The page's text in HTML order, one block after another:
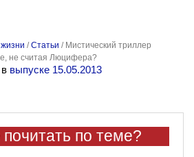
/Статьи / Мистический триллер
не считая Люцифера?
выпуске 15.05.2013
по теме?